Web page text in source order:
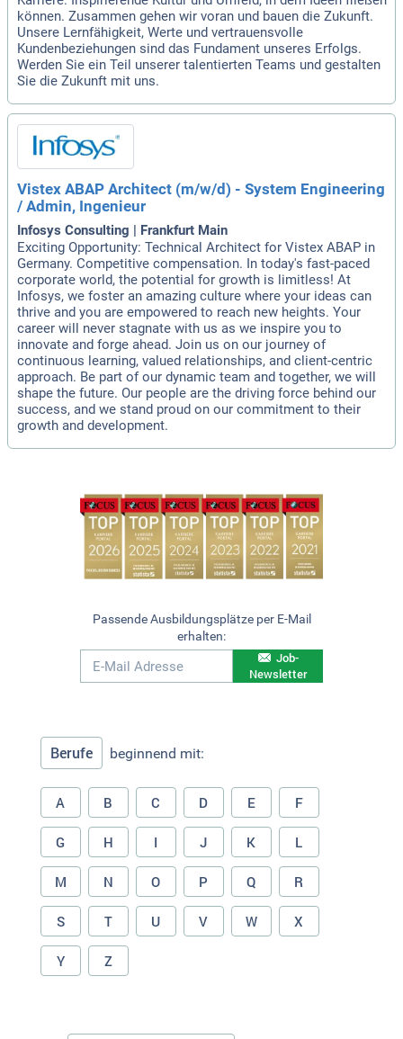
können. Zusammen gehen wir voran und bauen die Zukunft.
Unsere Lernfähigkeit, Werte und vertrauensvolle
Kundenbeziehungen sind das Fundament unseres Erfolgs.
Werden Sie ein Teil unserer talentierten Teams und gestalten
Sie die Zukunft mit uns.
Vistex ABAP Architect (m/w/d) - System Engineering
/ Admin, Ingenieur
Infosys Consulting | Frankfurt Main
Exciting Opportunity: Technical Architect for Vistex ABAP in
Germany. Competitive compensation. In today's fast-paced
corporate world, the potential for growth is limitless! At
Infosys, we foster an amazing culture where your ideas can
thrive and you are empowered to reach new heights. Your
career will never stagnate with us as we inspire you to
innovate and forge ahead. Join us on our journey of
continuous learning, valued relationships, and client-centric
approach. Be part of our dynamic team and together, we will
shape the future. Our people are the driving force behind our
success, and we stand proud on our commitment to their
growth and development.
Passende Ausbildungsplätze per E-Mail
erhalten:
Job-
Newsletter
Berufe beginnend mit:
A B C D E F
G H I J K L
M N O P Q R
S T U V W X
Y Z